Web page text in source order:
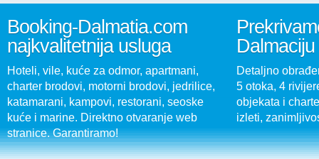
Booking-Dalmatia.com
najkvalitetnija usluga
Hoteli, vile, kuće za odmor, apartmani,
charter brodovi, motorni brodovi, jedrilice,
katamarani, kampovi, restorani, seoske
kuće i marine. Direktno otvaranje web
stranice. Garantiramo!
Dalmaciju
Detaljno
5 otoka, 4
objekata i
izleti,